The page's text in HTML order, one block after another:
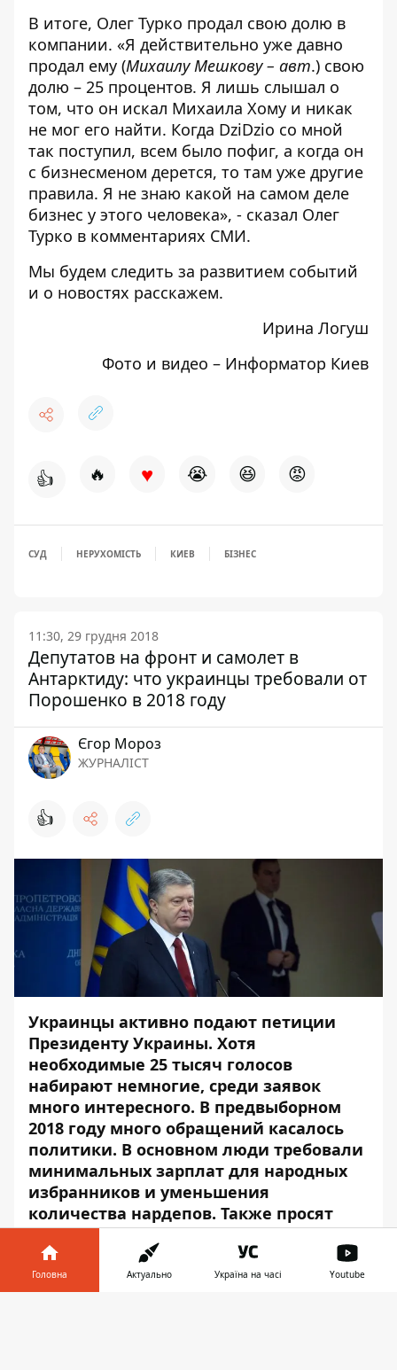
В итоге, Олег Турко продал свою долю в
компании. «Я действительно уже давно
продал ему (Михаилу Мешкову – авт.) свою
долю – 25 процентов. Я лишь слышал о
том, что он искал Михаила Хому и никак
не мог его найти. Когда DziDzio со мной
так поступил, всем было пофиг, а когда он
с бизнесменом дерется, то там уже другие
правила. Я не знаю какой на самом деле
бизнес у этого человека», - сказал Олег
Турко в комментариях СМИ.
Мы будем следить за развитием событий
и о новостях расскажем.
Ирина Логуш
Фото и видео – Информатор Киев
👍 🔥 ♥ 😭 😆 😡
СУД НЕРУХОМІСТЬ КИЕВ БІЗНЕС
11:30, 29 грудня 2018
Депутатов на фронт и самолет в
Антарктиду: что украинцы требовали от
Порошенко в 2018 году
Єгор Мороз
ЖУРНАЛІСТ
👍
Украинцы активно подают петиции
Президенту Украины. Хотя
необходимые 25 тысяч голосов
набирают немногие, среди заявок
много интересного. В предвыборном
2018 году много обращений касалось
политики. В основном люди требовали
минимальных зарплат для народных
избранников и уменьшения
количества нардепов. Также просят
выборы сделать онлайн или же с
помощью SMS-голосования. Вместе с
тем есть петиции, в которых просят об
увольнении отдельных чиновников.
Головна Актуально Україна на часі Youtube